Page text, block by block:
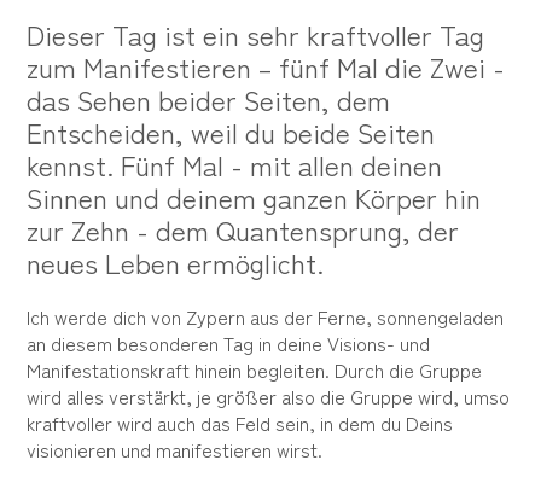
Dieser Tag ist ein sehr kraftvoller Tag
zum Manifestieren – fünf Mal die Zwei -
das Sehen beider Seiten, dem
Entscheiden, weil du beide Seiten
kennst. Fünf Mal - mit allen deinen
Sinnen und deinem ganzen Körper hin
zur Zehn - dem Quantensprung, der
neues Leben ermöglicht.
Ich werde dich von Zypern aus der Ferne, sonnengeladen
an diesem besonderen Tag in deine Visions- und
Manifestationskraft hinein begleiten. Durch die Gruppe
wird alles verstärkt, je größer also die Gruppe wird, umso
kraftvoller wird auch das Feld sein, in dem du Deins
visionieren und manifestieren wirst.